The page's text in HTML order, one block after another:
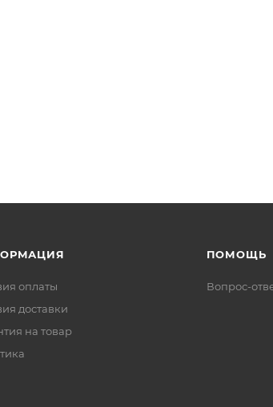
оплаты
доставки
на товар
ПОМОЩЬ
Вопрос-